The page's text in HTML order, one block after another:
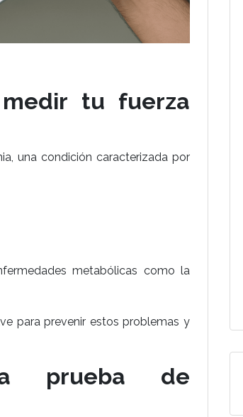
tu fuerza
una condición caracterizada por
metabólicas como la
para prevenir estos problemas y
prueba de